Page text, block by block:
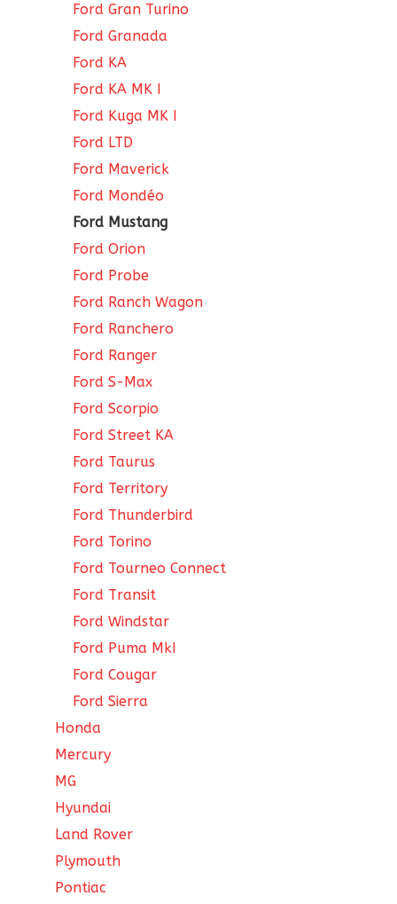
Ford Gran Turino
Ford Granada
Ford KA
Ford KA MK I
Ford Kuga MK I
Ford LTD
Ford Maverick
Ford Mondéo
Ford Mustang
Ford Orion
Ford Probe
Ford Ranch Wagon
Ford Ranchero
Ford Ranger
Ford S-Max
Ford Scorpio
Ford Street KA
Ford Taurus
Ford Territory
Ford Thunderbird
Ford Torino
Ford Tourneo Connect
Ford Transit
Ford Windstar
Ford Puma MkI
Ford Cougar
Ford Sierra
Honda
Mercury
MG
Hyundai
Land Rover
Plymouth
Pontiac